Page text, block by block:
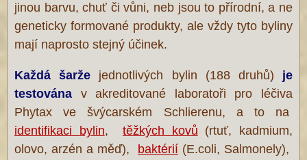
jinou barvu, chuť či vůni, neb jsou to přírodní, a ne
geneticky formované produkty, ale vždy tyto byliny
mají naprosto stejný účinek.
Každá šarže jednotlivých bylin (188 druhů) je
testována v akreditované laboratoři pro léčiva
Phytax ve švýcarském Schlierenu, a to na
identifikaci bylin,těžkých kovů (rtuť, kadmium,
olovo, arzén a měď), baktérií (E.coli, Salmonely),